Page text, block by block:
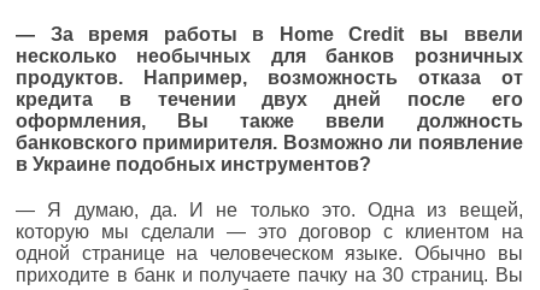
—
За время работы в Home Credit вы ввели
несколько необычных для банков розничных
продуктов. Например, возможность отказа от
кредита в течении двух дней после его
оформления, Вы также ввели должность
банковского примирителя. Возможно ли появление
в Украине подобных инструментов?
— Я думаю, да. И не только это. Одна из вещей,
которую мы сделали — это договор с клиентом на
одной странице на человеческом языке. Обычно вы
приходите в банк и получаете пачку на 30 страниц. Вы